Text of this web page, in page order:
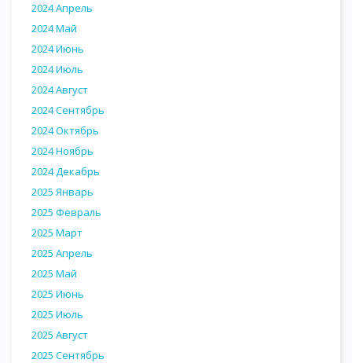
2024 Апрель
2024 Май
2024 Июнь
2024 Июль
2024 Август
2024 Сентябрь
2024 Октябрь
2024 Ноябрь
2024 Декабрь
2025 Январь
2025 Февраль
2025 Март
2025 Апрель
2025 Май
2025 Июнь
2025 Июль
2025 Август
2025 Сентябрь